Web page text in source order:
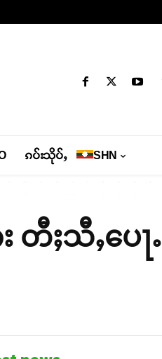
ၵပ်းသိုပ်ႇ SHN
တီႈသီႇပေႃႉ